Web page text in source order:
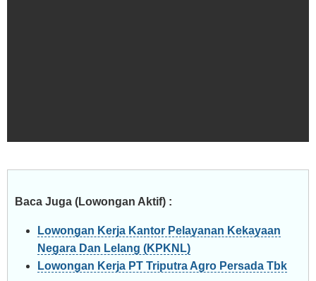
Baca Juga (Lowongan Aktif) :
Lowongan Kerja Kantor Pelayanan Kekayaan
Negara Dan Lelang (KPKNL)
Lowongan Kerja PT Triputra Agro Persada Tbk